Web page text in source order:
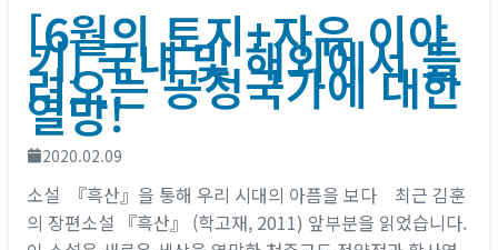
[6월의 토지+자유 이야
기] 국내 및 해외에서 들
려오는 공정국가에 대한
열망!
2020.02.09
소설 『흑산』을 통해 우리 시대의 아픔을 보다 최근 김훈
의 장편소설 『흑산』 (학고재, 2011) 앞부분을 읽었습니다.